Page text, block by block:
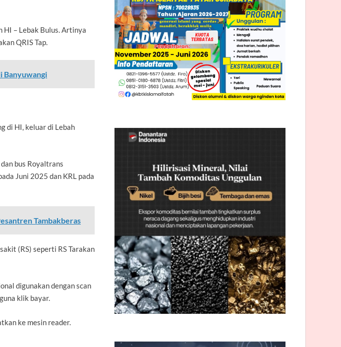
HI – Lebak Bulus. Artinya
QRIS Tap.
Banyuwangi
di HI, keluar di Lebah
bus Royaltrans
Juni 2025 dan KRL pada
Tambakberas
(RS) seperti RS Tarakan
digunakan dengan scan
klik bayar.
ke mesin reader.